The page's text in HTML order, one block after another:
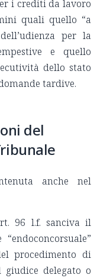
i crediti da lavoro
quali quello “a
per la
e quello
dello stato
tardive.
del
anche nel
96 l.f. sanciva il
procedimento di
delegato o